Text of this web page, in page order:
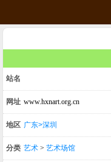
站名
网址 www.hxnart.org.cn
地区 广东>深圳
分类 艺术 > 艺术场馆